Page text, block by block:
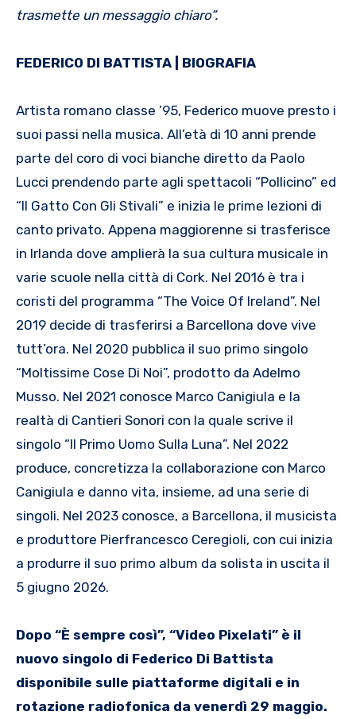
trasmette un messaggio chiaro”.
FEDERICO DI BATTISTA | BIOGRAFIA
Artista romano classe ’95, Federico muove presto i
suoi passi nella musica. All’età di 10 anni prende
parte del coro di voci bianche diretto da Paolo
Lucci prendendo parte agli spettacoli “Pollicino” ed
“Il Gatto Con Gli Stivali” e inizia le prime lezioni di
canto privato. Appena maggiorenne si trasferisce
in Irlanda dove amplierà la sua cultura musicale in
varie scuole nella città di Cork. Nel 2016 è tra i
coristi del programma “The Voice Of Ireland”. Nel
2019 decide di trasferirsi a Barcellona dove vive
tutt’ora. Nel 2020 pubblica il suo primo singolo
“Moltissime Cose Di Noi”, prodotto da Adelmo
Musso. Nel 2021 conosce Marco Canigiula e la
realtà di Cantieri Sonori con la quale scrive il
singolo “Il Primo Uomo Sulla Luna”. Nel 2022
produce, concretizza la collaborazione con Marco
Canigiula e danno vita, insieme, ad una serie di
singoli. Nel 2023 conosce, a Barcellona, il musicista
e produttore Pierfrancesco Ceregioli, con cui inizia
a produrre il suo primo album da solista in uscita il
5 giugno 2026.
Dopo “È sempre così”, “Video Pixelati” è il
nuovo singolo di Federico Di Battista
disponibile sulle piattaforme digitali e in
rotazione radiofonica da venerdì 29 maggio.